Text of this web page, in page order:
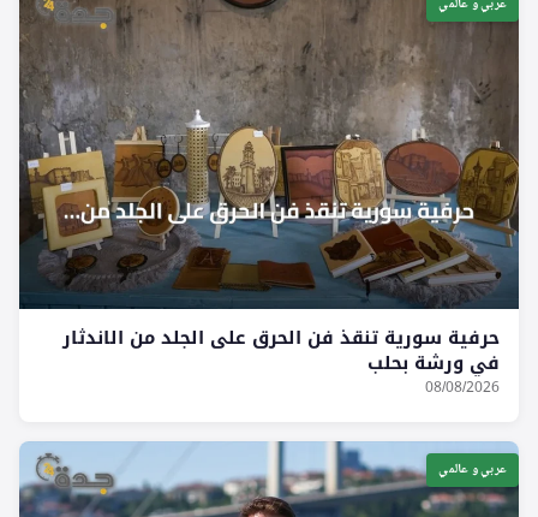
حرفية سورية تنقذ فن الحرق على الجلد من الاندثار
في ورشة بحلب
08/08/2026
عربي و عالمي